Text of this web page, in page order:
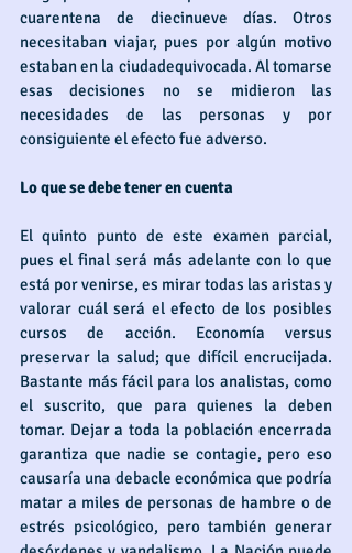
cuarentena de diecinueve días. Otros
necesitaban viajar, pues por algún motivo
estaban en la ciudadequivocada. Al tomarse
esas decisiones no se midieron las
necesidades de las personas y por
consiguiente el efecto fue adverso.
Lo que se debe tener en cuenta
El quinto punto de este examen parcial,
pues el final será más adelante con lo que
está por venirse, es mirar todas las aristas y
valorar cuál será el efecto de los posibles
cursos de acción. Economía versus
preservar la salud; que difícil encrucijada.
Bastante más fácil para los analistas, como
el suscrito, que para quienes la deben
tomar. Dejar a toda la población encerrada
garantiza que nadie se contagie, pero eso
causaría una debacle económica que podría
matar a miles de personas de hambre o de
estrés psicológico, pero también generar